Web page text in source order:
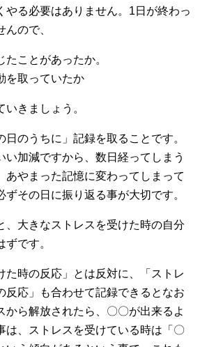
やる必要はありません。1日が終わっ
ので、
たことがあったか。
を取っていたか
きましょう。
のうちに」記録を取ることです。
い加減ですから、数日経ってしまう
あやまった記憶に変わってしまって
ずその日に振り返る事が大切です。
、大きなストレスを受けた時の自分
です。
た時の反応」とは反対に、「ストレ
反応」も合わせて記録できるとなお
から解放されたら、〇〇が出来るよ
は、ストレスを受けている時は「〇